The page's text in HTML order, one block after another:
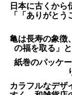
日本に古くから
「「ありがと
亀は長寿の象徴
の福を取る」
紙巻のパッケ
カラフルなデザ